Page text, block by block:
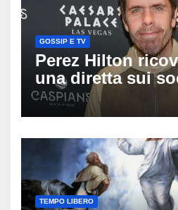
GOSSIP E TV
Perez Hilton
una diretta sui
famiglia rompe il
sulle sue
TEMPO LIBERO